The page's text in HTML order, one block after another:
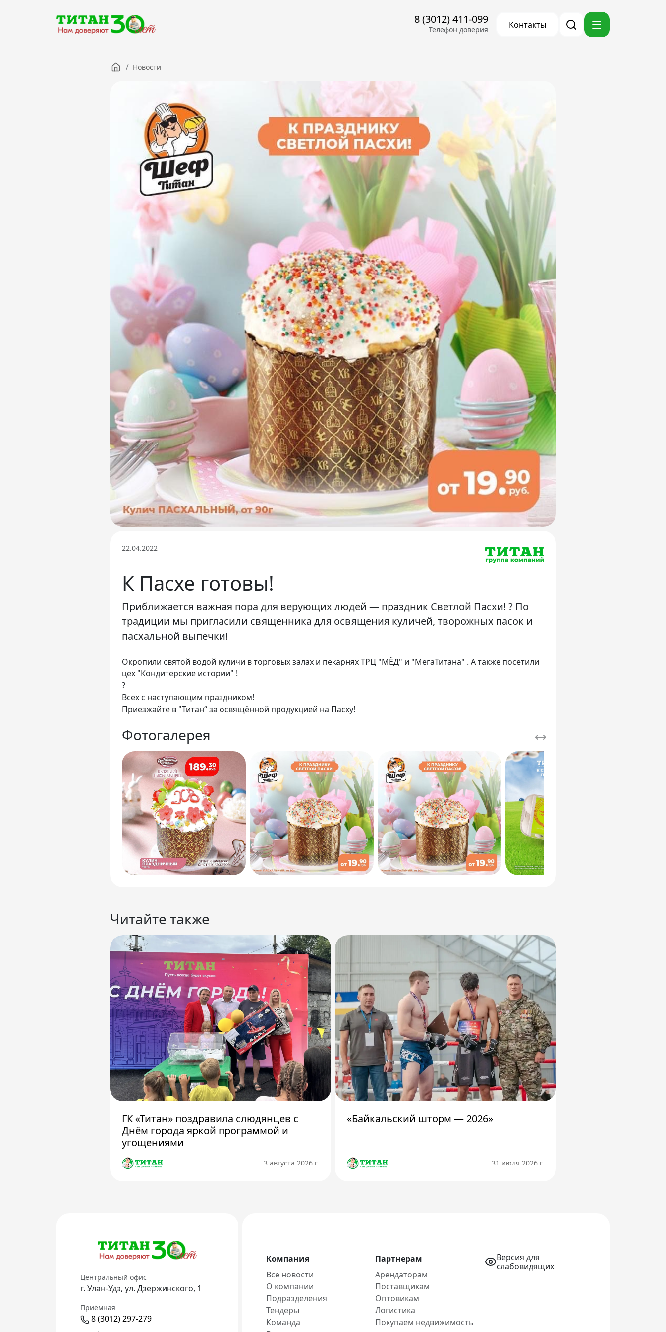
8 (3012) 411-099
Телефон доверия Контакты
/ Новости
22.04.2022
К Пасхе готовы!
Приближается важная пора для верующих людей — праздник Светлой Пасхи! ? По
традиции мы пригласили священника для освящения куличей, творожных пасок и
пасхальной выпечки!
Окропили святой водой куличи в торговых залах и пекарнях ТРЦ "МЁД" и "МегаТитана" . А также посетили
цех "Кондитерские истории" !
?
Всех с наступающим праздником!
Приезжайте в "Титан“ за освящённой продукцией на Пасху!
Фотогалерея
Читайте также
ГК «Титан» поздравила слюдянцев с
Днём города яркой программой и
угощениями
3 августа 2026 г.
«Байкальский шторм — 2026»
31 июля 2026 г.
Центральный офис
г. Улан-Удэ, ул. Дзержинского, 1
Приёмная
8 (3012) 297-279
Компания
Все новости
О компании
Подразделения
Тендеры
Команда
Партнерам
Арендаторам
Поставщикам
Оптовикам
Логистика
Покупаем недвижимость
Версия для
слабовидящих